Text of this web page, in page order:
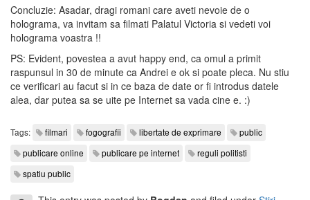
Concluzie: Asadar, dragi romani care aveti nevoie de o
holograma, va invitam sa filmati Palatul Victoria si vedeti voi
holograma voastra !!
PS: Evident, povestea a avut happy end, ca omul a primit
raspunsul in 30 de minute ca Andrei e ok si poate pleca. Nu stiu
ce verificari au facut si in ce baza de date or fi introdus datele
alea, dar putea sa se uite pe Internet sa vada cine e. :)
Tags: filmari fogografii libertate de exprimare
public
publicare online
publicare pe internet
reguli politisti
spatiu public